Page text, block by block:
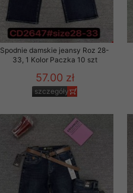
Spodnie damskie jeansy Roz 28-
33, 1 Kolor Paczka 10 szt
57.00 zł
szczegóły